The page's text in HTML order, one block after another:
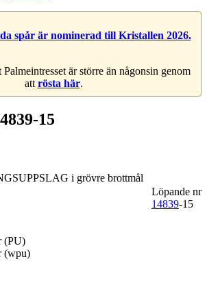
spår är nominerad till Kristallen 2026.
är större än någonsin genom
att rösta här.
15
i grövre brottmål
Löpande nr
14839-15
(PU)
(wpu)